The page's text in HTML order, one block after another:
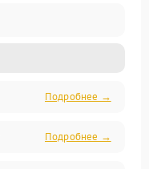
Подробнее →
Подробнее →